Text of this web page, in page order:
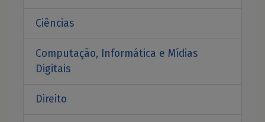
Ciências
Computação, Informática e Mídias
Digitais
Direito